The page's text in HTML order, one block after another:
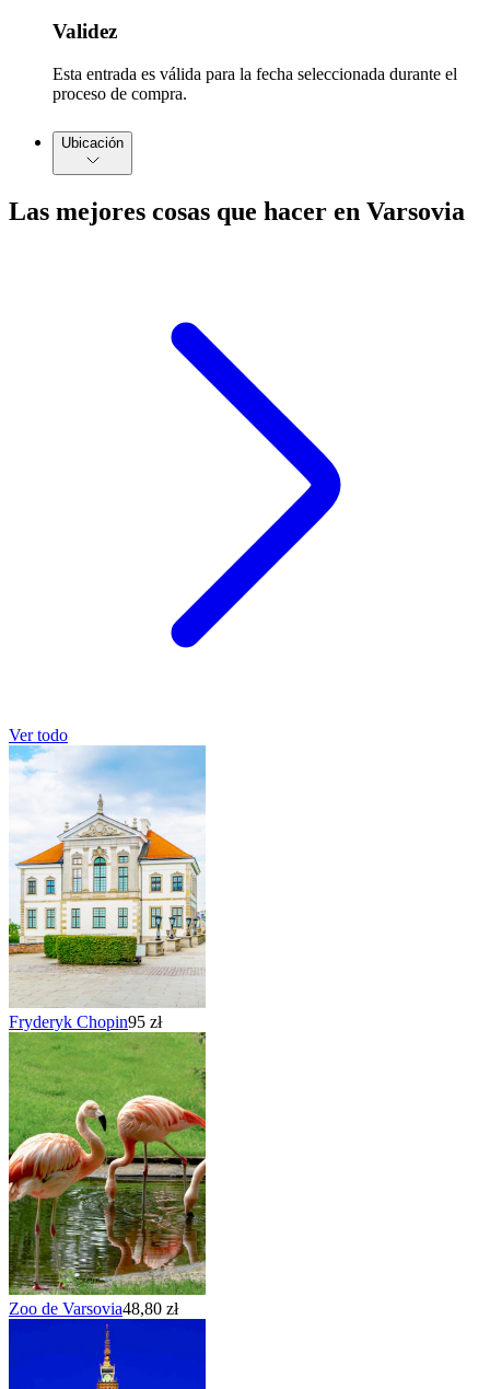
Validez
Esta entrada es válida para la fecha seleccionada durante el
proceso de compra.
Ubicación
Las mejores cosas que hacer en Varsovia
Ver todo
Fryderyk Chopin95 zł
Zoo de Varsovia48,80 zł